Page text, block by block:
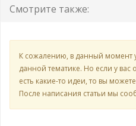
Смотрите также:
К сожалению, в данный момент
данной тематике. Но если у вас
есть какие-то идеи, то вы
После написания статьи мы